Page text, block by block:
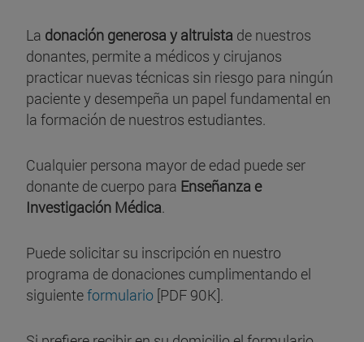
La donación generosa y altruista de nuestros
donantes, permite a médicos y cirujanos
practicar nuevas técnicas sin riesgo para ningún
paciente y desempeña un papel fundamental en
la formación de nuestros estudiantes.
Cualquier persona mayor de edad puede ser
donante de cuerpo para Enseñanza e
Investigación Médica.
Puede solicitar su inscripción en nuestro
programa de donaciones cumplimentando el
siguienteformulario [PDF 90K].